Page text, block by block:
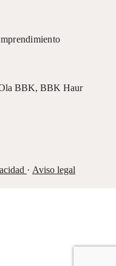
BBK, BBK Haur
· Aviso legal